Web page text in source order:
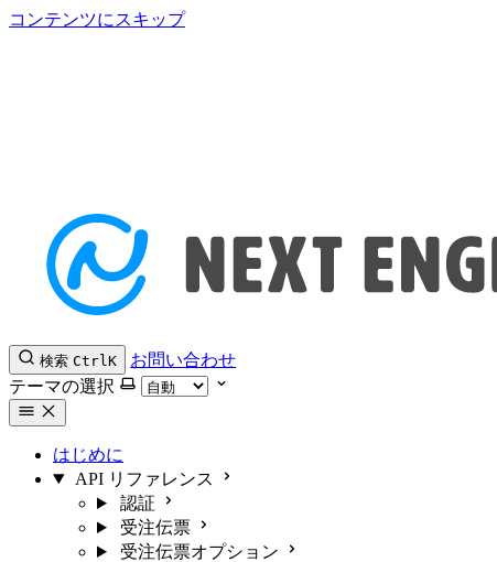
コンテンツにスキップ
検索 CtrlK
お問い合わせ
テーマの選択
はじめに
API リファレンス
認証
受注伝票
受注伝票オプション